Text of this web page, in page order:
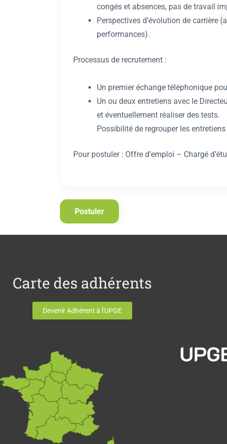
congés et absences, pas de travail
Perspectives d’évolution de carrière
performances).
Processus de recrutement :
Un premier échange téléphonique
Un ou deux entretiens avec le
et éventuellement réaliser des tests.
Possibilité de regrouper les
Pour postuler : Offre d’emploi – Chargé
Carte des adhérents
Devenir Adhérent à l'UPGE